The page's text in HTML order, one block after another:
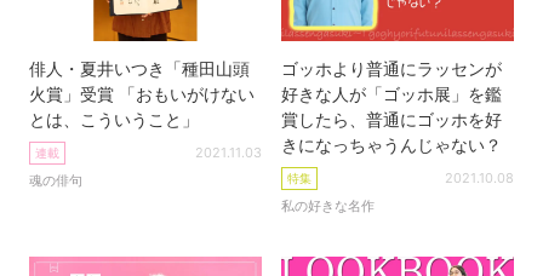
俳人・夏井いつき「種田山頭
火賞」受賞 「おもいがけない
とは、こういうこと」
連載
魂の俳句
2021.11.03
ゴッホより普通にラッセンが
好きな人が「ゴッホ展」を鑑
賞したら、普通にゴッホを好
きになっちゃうんじゃない？
特集
私の好きな名作
2021.10.08